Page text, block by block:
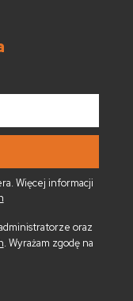
Więcej informacji
oraz
. Wyrażam zgodę na